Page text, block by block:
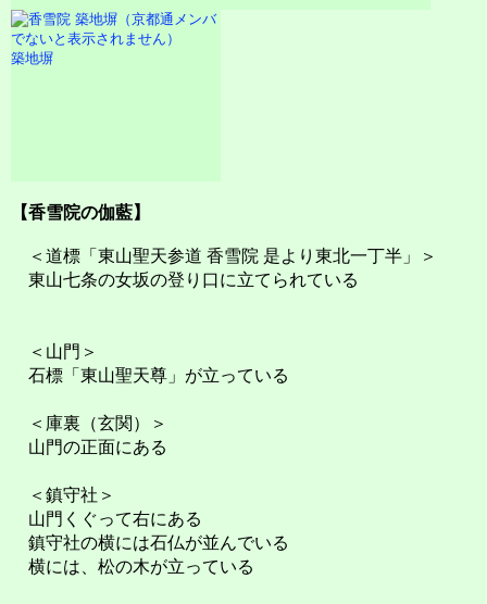
築地塀
【香雪院の伽藍】
＜道標「東山聖天参道 香雪院 是より東北一丁半」＞
東山七条の女坂の登り口に立てられている
＜山門＞
石標「東山聖天尊」が立っている
＜庫裏（玄関）＞
山門の正面にある
＜鎮守社＞
山門くぐって右にある
鎮守社の横には石仏が並んでいる
横には、松の木が立っている